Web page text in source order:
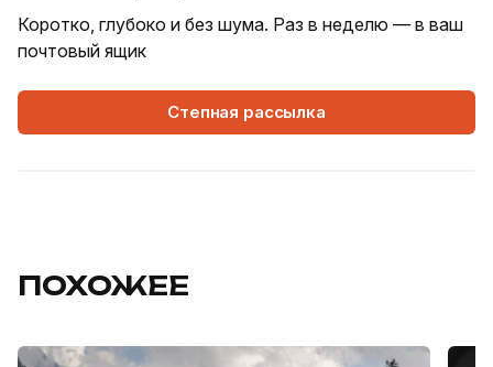
Коротко, глубоко и без шума. Раз в неделю — в ваш
почтовый ящик
Степная рассылка
ПОХОЖЕЕ